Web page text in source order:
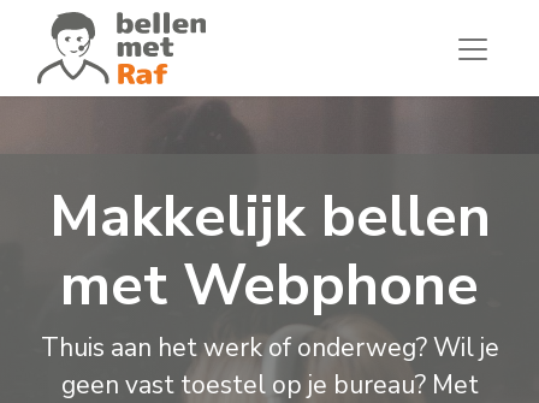
Makkelijk bellen
met Webphone
Thuis aan het werk of onderweg? Wil je
geen vast toestel op je bureau? Met